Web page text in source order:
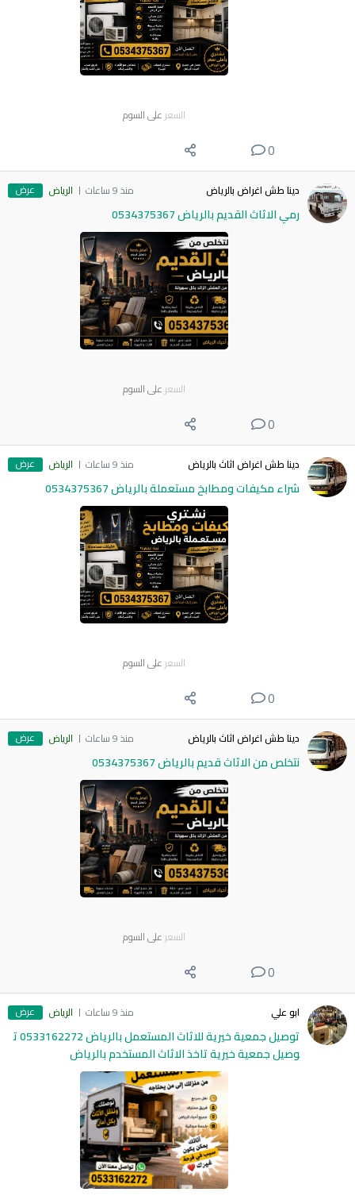
السعر على السوم
0
دينا طش اغراض بالرياض منذ 9 ساعات الرياض عرض
رمي الاثاث القديم بالرياض 0534375367
السعر على السوم
0
دينا طش اغراض اثاث بالرياض منذ 9 ساعات الرياض عرض
شراء مكيفات ومطابخ مستعملة بالرياض 0534375367
السعر على السوم
0
دينا طش اغراض اثاث بالرياض منذ 9 ساعات الرياض عرض
نتخلص من الاثاث قديم بالرياض 0534375367
السعر على السوم
0
ابو علي منذ 9 ساعات الرياض عرض
توصيل جمعية خيرية للاثاث المستعمل بالرياض 0533162272 ت
وصيل جمعية خيرية تاخذ الاثاث المستخدم بالرياض